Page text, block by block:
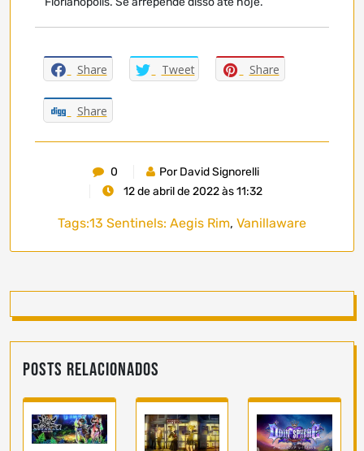
Share Tweet Share
Share
0
Por David Signorelli
12 de abril de 2022 às 11:32
Tags:13 Sentinels: Aegis Rim, Vanillaware
Posts Relacionados